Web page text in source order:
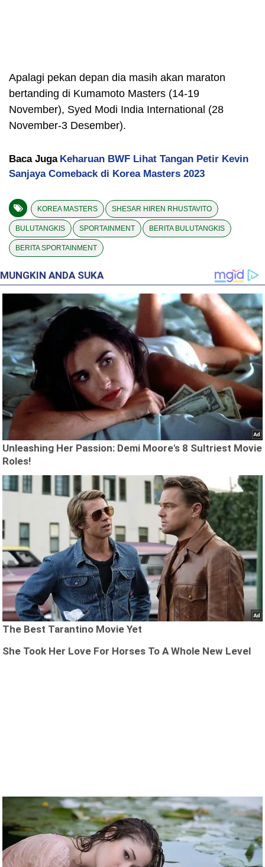
Apalagi pekan depan dia masih akan maraton
bertanding di Kumamoto Masters (14-19
November), Syed Modi India International (28
November-3 Desember).
Baca Juga Keharuan BWF Lihat Tangan Petir Kevin
Sanjaya Comeback di Korea Masters 2023
KOREA MASTERS SHESAR HIREN RHUSTAVITO
BULUTANGKIS SPORTAINMENT BERITA BULUTANGKIS
BERITA SPORTAINMENT